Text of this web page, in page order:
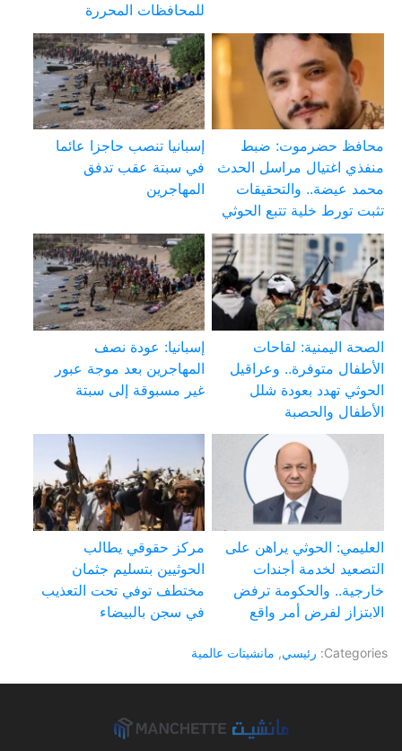
للمحافظات المحررة
محافظ حضرموت: ضبط
منفذي اغتيال مراسل الحدث
محمد عيضة.. والتحقيقات
تثبت تورط خلية تتبع الحوثي
إسبانيا تنصب حاجزا عائما
في سبتة عقب تدفق
المهاجرين
الصحة اليمنية: لقاحات
الأطفال متوفرة.. وعراقيل
الحوثي تهدد بعودة شلل
الأطفال والحصبة
إسبانيا: عودة نصف
المهاجرين بعد موجة عبور
غير مسبوقة إلى سبتة
العليمي: الحوثي يراهن على
التصعيد لخدمة أجندات
خارجية.. والحكومة ترفض
الابتزاز لفرض أمر واقع
مركز حقوقي يطالب
الحوثيين بتسليم جثمان
مختطف توفي تحت التعذيب
في سجن بالبيضاء
Categories: رئيسي, مانشيتات عالمية